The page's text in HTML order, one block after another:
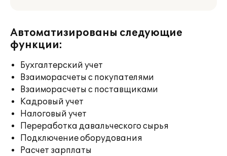
Автоматизированы следующие
функции:
Бухгалтерский учет
Взаиморасчеты с покупателями
Взаиморасчеты с поставщиками
Кадровый учет
Налоговый учет
Переработка давальческого сырья
Подключение оборудования
Расчет зарплаты